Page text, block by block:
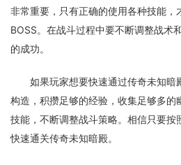
非常重要，只有正确的使用各种技能，
BOSS。在战斗过程中要不断调整战术
的成功。
如果玩家想要快速通过传奇未知暗
构造，积攒足够的经验，收集足够多的
技能，不断调整战斗策略。相信只要按
快速通关传奇未知暗殿。